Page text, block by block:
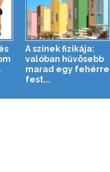
A színek fizikája:
valóban hűvösebb
marad egy fehérre
fest...